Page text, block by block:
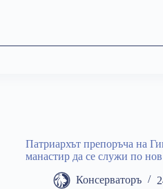
Патриархът препоръча на
манастир да се служи по
Консерваторъ